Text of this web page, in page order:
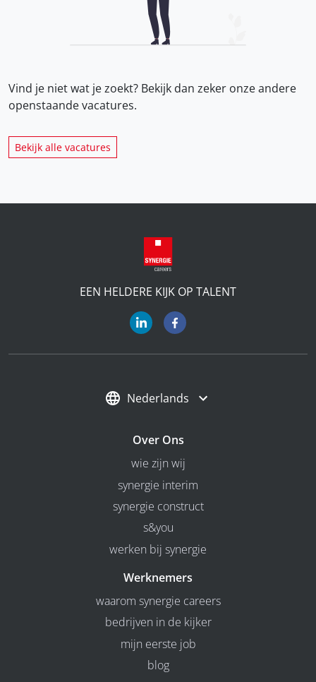
Vind je niet wat je zoekt? Bekijk dan zeker onzeandere
openstaande vacatures.
Bekijk alle vacatures
EEN HELDERE KIJK OP TALENT
Nederlands
Over Ons
wie zijn wij
synergie interim
synergie construct
s&you
werken bij synergie
Werknemers
waarom synergie careers
bedrijven in de kijker
mijn eerste job
blog